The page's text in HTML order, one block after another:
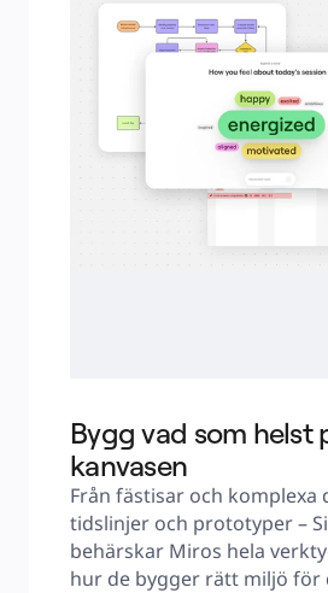
Bygg vad som helst
kanvasen
Från fästisar och komplexa
tidslinjer och prototyper –
behärskar Miros hela
hur de bygger rätt miljö för